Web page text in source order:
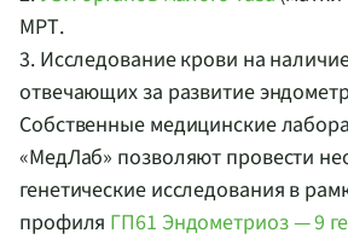
МРТ.
3. Исследование крови на
отвечающих за развитие
Собственные медицинские
«МедЛаб» позволяют провести
генетические исследования в
профиля ГП61 Эндометриоз — 9